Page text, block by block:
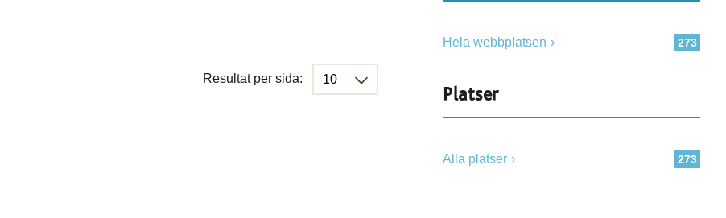
Resultat per sida:
273
Hela webbplatsen
Platser
273
Alla platser